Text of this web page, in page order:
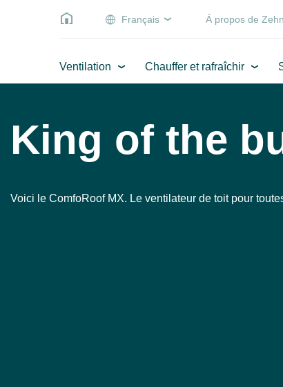
Français Á propos de
Ventilation Chauffer et rafraîchir
King of the
Voici le ComfoRoof MX. Le ventilateur de toit pour